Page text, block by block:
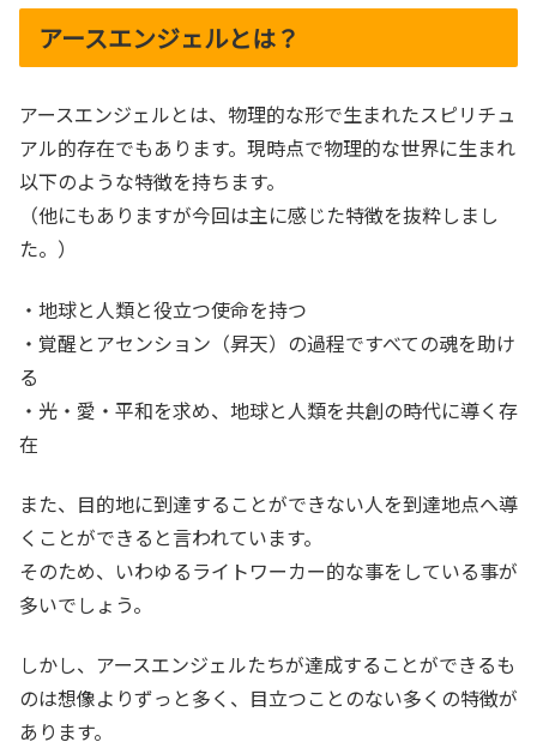
アースエンジェルとは？
アースエンジェルとは、物理的な形で生まれたスピリチュ
アル的存在でもあります。現時点で物理的な世界に生まれ
以下のような特徴を持ちます。
（他にもありますが今回は主に感じた特徴を抜粋しまし
た。）
・地球と人類と役立つ使命を持つ
・覚醒とアセンション（昇天）の過程ですべての魂を助け
る
・光・愛・平和を求め、地球と人類を共創の時代に導く存
在
また、目的地に到達することができない人を到達地点へ導
くことができると言われています。
そのため、いわゆるライトワーカー的な事をしている事が
多いでしょう。
しかし、アースエンジェルたちが達成することができるも
のは想像よりずっと多く、目立つことのない多くの特徴が
あります。